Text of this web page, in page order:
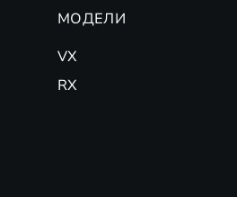
МОДЕЛИ
VX
RX